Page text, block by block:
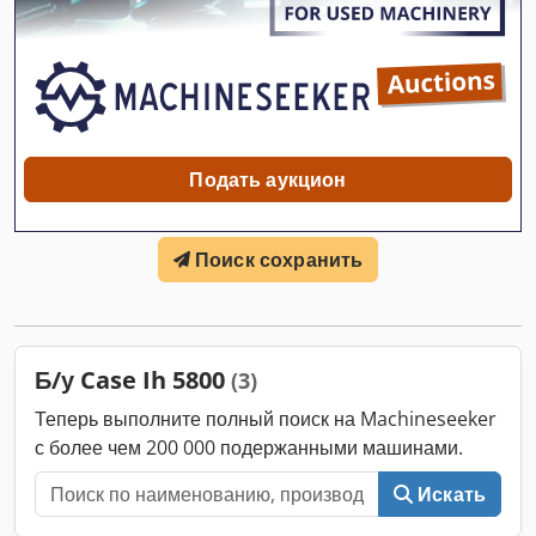
WEGTP28F3HAAA3318 Год выпуска: 2018 2-осная 25 км/ч
Комплект светодиодного освещения Шины: 10.0/75-15.3
Цена при самовывозе. Товар находится по адресу: 49419
Вагенфельд-Штрёэн, самовывоз покупателем. Это
предложение распространяется исключительно на
указанный предмет. Прочие позиции, возможно
представленные на фото, могут быть частью других
предложений. Возможны ошибки в описании. Инвентарный
Подать аукцион
Поиск сохранить
Б/у Case Ih 5800 (3)
Теперь выполните полный поиск на Machineseeker
с более чем 200 000 подержанными машинами.
Искать